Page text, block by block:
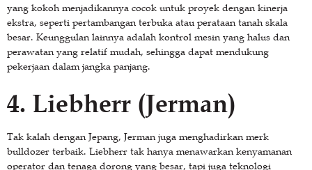
yang kokoh menjadikannya cocok untuk proyek dengan kinerja
ekstra, seperti pertambangan terbuka atau perataan tanah skala
besar. Keunggulan lainnya adalah kontrol mesin yang halus dan
perawatan yang relatif mudah, sehingga dapat mendukung
pekerjaan dalam jangka panjang.
4. Liebherr (Jerman)
Tak kalah dengan Jepang, Jerman juga menghadirkan merk
bulldozer terbaik. Liebherr tak hanya menawarkan kenyamanan
operator dan tenaga dorong yang besar, tapi juga teknologi